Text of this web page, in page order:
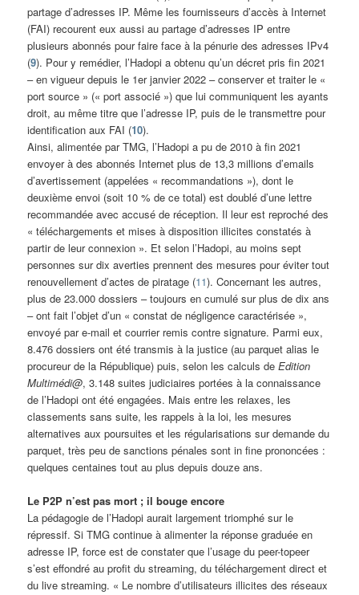
partage d’adresses IP. Même les fournisseurs d’accès à Internet
(FAI) recourent eux aussi au partage d’adresses IP entre
plusieurs abonnés pour faire face à la pénurie des adresses IPv4
(9). Pour y remédier, l’Hadopi a obtenu qu’un décret pris fin 2021
– en vigueur depuis le 1er janvier 2022 – conserver et traiter le «
port source » (« port associé ») que lui communiquent les ayants
droit, au même titre que l’adresse IP, puis de le transmettre pour
identification aux FAI (10).
Ainsi, alimentée par TMG, l’Hadopi a pu de 2010 à fin 2021
envoyer à des abonnés Internet plus de 13,3 millions d’emails
d’avertissement (appelées « recommandations »), dont le
deuxième envoi (soit 10 % de ce total) est doublé d’une lettre
recommandée avec accusé de réception. Il leur est reproché des
« téléchargements et mises à disposition illicites constatés à
partir de leur connexion ». Et selon l’Hadopi, au moins sept
personnes sur dix averties prennent des mesures pour éviter tout
renouvellement d’actes de piratage (11). Concernant les autres,
plus de 23.000 dossiers – toujours en cumulé sur plus de dix ans
– ont fait l’objet d’un « constat de négligence caractérisée »,
envoyé par e-mail et courrier remis contre signature. Parmi eux,
8.476 dossiers ont été transmis à la justice (au parquet alias le
procureur de la République) puis, selon les calculs deEdition
Multimédi@, 3.148 suites judiciaires portées à la connaissance
de l’Hadopi ont été engagées. Mais entre les relaxes, les
classements sans suite, les rappels à la loi, les mesures
alternatives aux poursuites et les régularisations sur demande du
parquet, très peu de sanctions pénales sont in fine prononcées :
quelques centaines tout au plus depuis douze ans.
Le P2P n’est pas mort ; il bouge encore
La pédagogie de l’Hadopi aurait largement triomphé sur le
répressif. Si TMG continue à alimenter la réponse graduée en
adresse IP, force est de constater que l’usage du peer-topeer
s’est effondré au profit du streaming, du téléchargement direct et
du live streaming. « Le nombre d’utilisateurs illicites des réseaux